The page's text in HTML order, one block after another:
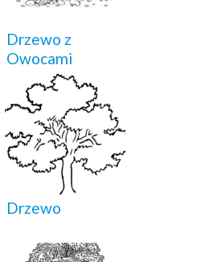
Drzewo z
Owocami
Drzewo